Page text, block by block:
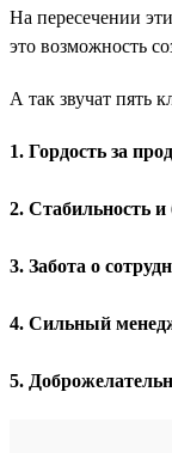
На пересечении
это возможность
А так звучат пять
1. Гордость за
2. Стабильность и
3. Забота о
4. Сильный
5.